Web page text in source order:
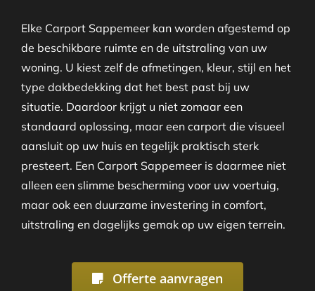
Elke Carport Sappemeer kan worden afgestemd op
de beschikbare ruimte en de uitstraling van uw
woning. U kiest zelf de afmetingen, kleur, stijl en het
type dakbedekking dat het best past bij uw
situatie. Daardoor krijgt u niet zomaar een
standaard oplossing, maar een carport die visueel
aansluit op uw huis en tegelijk praktisch sterk
presteert. Een Carport Sappemeer is daarmee niet
alleen een slimme bescherming voor uw voertuig,
maar ook een duurzame investering in comfort,
uitstraling en dagelijks gemak op uw eigen terrein.
Offerte aanvragen